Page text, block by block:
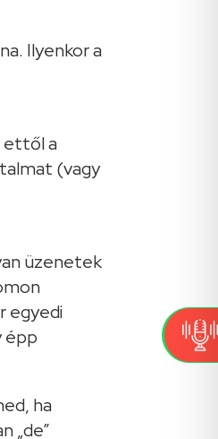
Ilyenkor a
ettől a
(vagy
üzenetek
egyedi
épp